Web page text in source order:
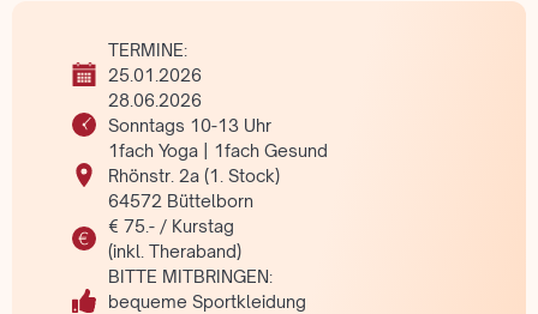
TERMINE:
25.01.2026
28.06.2026
Sonntags 10-13 Uhr
1fach Yoga | 1fach Gesund
Rhönstr. 2a (1. Stock)
64572 Büttelborn
€ 75.- / Kurstag
(inkl. Theraband)
BITTE MITBRINGEN:
bequeme Sportkleidung